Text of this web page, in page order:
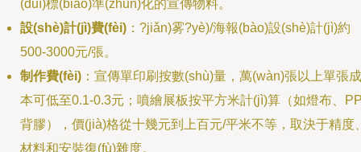
(duì)標(biāo)準(zhǔn)化的宣傳物料。
設(shè)計(jì)費(fèi) ：?jiǎn)雾?yè)/海報(bào)設(shè)計(jì)約
500-3000元/張。
制作費(fèi) ：宣傳單印刷按數(shù)量，萬(wàn)張以上單張成
本可低至0.1-0.3元；噴繪展板按平方米計(jì)算（如燈布、
背膠），價(jià)格從十幾元到上百元/平米不等，取決于精度
材料和安裝復(fù)雜度。